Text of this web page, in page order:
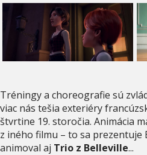
Tréningy a choreografie sú
viac nás tešia exteriéry
štvrtine 19. storočia. Animácia
z iného filmu – to sa prezentuje
animoval aj Trio z Belleville...